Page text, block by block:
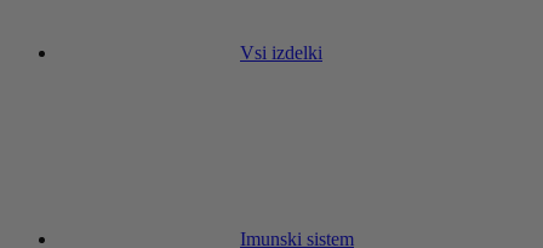
Vsi izdelki
Imunski sistem